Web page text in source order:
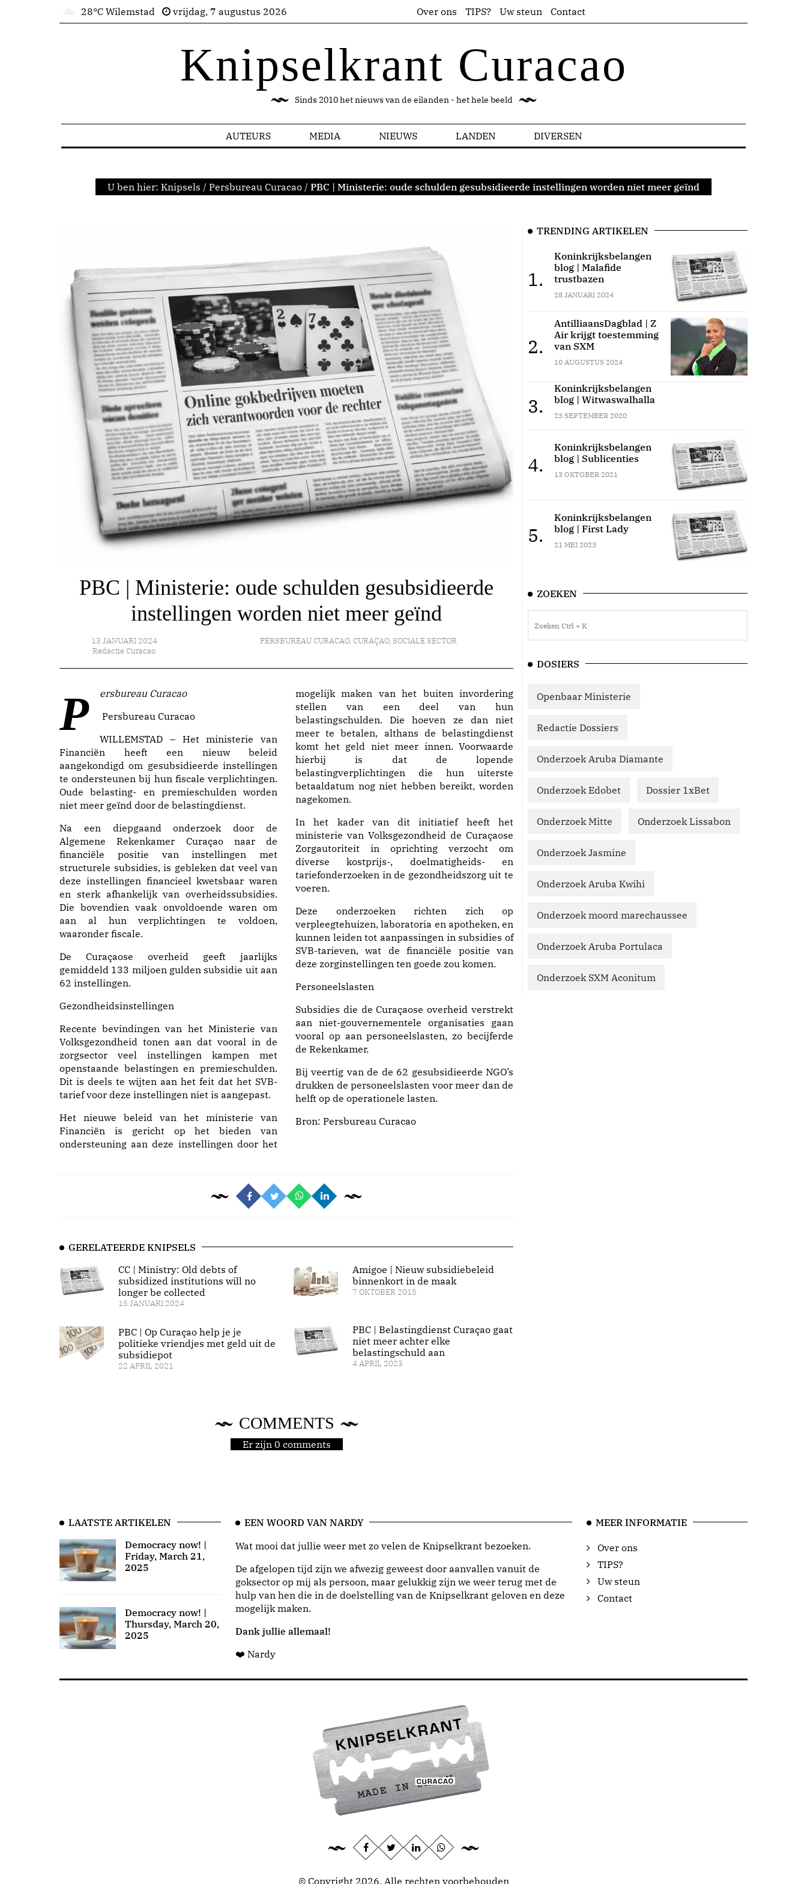
28°C Wilemstad vrijdag, 7 augustus 2026 Over ons TIPS? Uw steun Contact
Knipselkrant Curacao
Sinds 2010 het nieuws van de eilanden - het hele beeld
AUTEURS MEDIA NIEUWS LANDEN DIVERSEN
U ben hier: Knipsels / Persbureau Curacao / PBC | Ministerie: oude schulden gesubsidieerde instellingen worden niet meer geïnd
PBC | Ministerie: oude schulden gesubsidieerde
instellingen worden niet meer geïnd
13 JANUARI 2024
Redactie Curacao
PERSBUREAU CURACAO, CURAÇAO, SOCIALE SECTOR
Persbureau Curacao
Persbureau Curacao
WILLEMSTAD – Het ministerie van
Financiën heeft een nieuw beleid
aangekondigd om gesubsidieerde instellingen
te ondersteunen bij hun fiscale verplichtingen.
Oude belasting- en premieschulden worden
niet meer geïnd door de belastingdienst.
Na een diepgaand onderzoek door de
Algemene Rekenkamer Curaçao naar de
financiële positie van instellingen met
structurele subsidies, is gebleken dat veel van
deze instellingen financieel kwetsbaar waren
en sterk afhankelijk van overheidssubsidies.
Die bovendien vaak onvoldoende waren om
aan al hun verplichtingen te voldoen,
waaronder fiscale.
De Curaçaose overheid geeft jaarlijks
gemiddeld 133 miljoen gulden subsidie uit aan
62 instellingen.
Gezondheidsinstellingen
Recente bevindingen van het Ministerie van
Volksgezondheid tonen aan dat vooral in de
zorgsector veel instellingen kampen met
openstaande belastingen en premieschulden.
Dit is deels te wijten aan het feit dat het SVB-
tarief voor deze instellingen niet is aangepast.
Het nieuwe beleid van het ministerie van
Financiën is gericht op het bieden van
ondersteuning aan deze instellingen door het
mogelijk maken van het buiten invordering
stellen van een deel van hun
belastingschulden. Die hoeven ze dan niet
meer te betalen, althans de belastingdienst
komt het geld niet meer innen. Voorwaarde
hierbij is dat de lopende
belastingverplichtingen die hun uiterste
betaaldatum nog niet hebben bereikt, worden
nagekomen.
In het kader van dit initiatief heeft het
ministerie van Volksgezondheid de Curaçaose
Zorgautoriteit in oprichting verzocht om
diverse kostprijs-, doelmatigheids- en
tariefonderzoeken in de gezondheidszorg uit te
voeren.
Deze onderzoeken richten zich op
verpleegtehuizen, laboratoria en apotheken, en
kunnen leiden tot aanpassingen in subsidies of
SVB-tarieven, wat de financiële positie van
deze zorginstellingen ten goede zou komen.
Personeelslasten
Subsidies die de Curaçaose overheid verstrekt
aan niet-gouvernementele organisaties gaan
vooral op aan personeelslasten, zo becijferde
de Rekenkamer.
Bij veertig van de de 62 gesubsidieerde NGO’s
drukken de personeelslasten voor meer dan de
helft op de operationele lasten.
Bron: Persbureau Curacao
GERELATEERDE KNIPSELS
CC | Ministry: Old debts of
subsidized institutions will no
longer be collected
15 JANUARI 2024
PBC | Op Curaçao help je je
politieke vriendjes met geld uit de
subsidiepot
22 APRIL 2021
Amigoe | Nieuw subsidiebeleid
binnenkort in de maak
7 OKTOBER 2015
PBC | Belastingdienst Curaçao gaat
niet meer achter elke
belastingschuld aan
4 APRIL 2023
COMMENTS
Er zijn 0 comments
TRENDING ARTIKELEN
1.
Koninkrijksbelangen
blog | Malafide
trustbazen
28 JANUARI 2024
2.
AntilliaansDagblad | Z
Air krijgt toestemming
van SXM
10 AUGUSTUS 2024
3.
Koninkrijksbelangen
blog | Witwaswalhalla
23 SEPTEMBER 2020
4.
Koninkrijksbelangen
blog | Sublicenties
13 OKTOBER 2021
5.
Koninkrijksbelangen
blog | First Lady
21 MEI 2023
ZOEKEN
DOSIERS
Openbaar Ministerie
Redactie Dossiers
Onderzoek Aruba Diamante
Onderzoek Edobet Dossier 1xBet
Onderzoek Mitte Onderzoek Lissabon
Onderzoek Jasmine
Onderzoek Aruba Kwihi
Onderzoek moord marechaussee
Onderzoek Aruba Portulaca
Onderzoek SXM Aconitum
LAATSTE ARTIKELEN
Democracy now! |
Friday, March 21,
2025
Democracy now! |
Thursday, March 20,
2025
EEN WOORD VAN NARDY
Wat mooi dat jullie weer met zo velen de Knipselkrant bezoeken.
De afgelopen tijd zijn we afwezig geweest door aanvallen vanuit de
goksector op mij als persoon, maar gelukkig zijn we weer terug met de
hulp van hen die in de doelstelling van de Knipselkrant geloven en deze
mogelijk maken.
Dank jullie allemaal!
❤️ Nardy
MEER INFORMATIE
Over ons
TIPS?
Uw steun
Contact
© Copyright 2026, Alle rechten voorbehouden